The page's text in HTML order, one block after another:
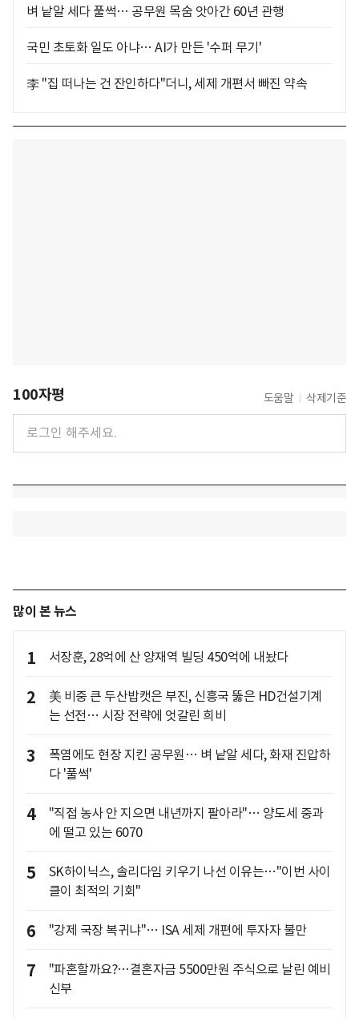
벼 낱알 세다 풀썩… 공무원 목숨 앗아간 60년 관행
국민 초토화 일도 아냐… AI가 만든 '수퍼 무기'
李 "집 떠나는 건 잔인하다"더니, 세제 개편서 빠진 약속
100자평 도움말 삭제기준
많이 본 뉴스
1 서장훈, 28억에 산 양재역 빌딩 450억에 내놨다
2
美 비중 큰 두산밥캣은 부진, 신흥국 뚫은 HD건설기계
는 선전… 시장 전략에 엇갈린 희비
3
폭염에도 현장 지킨 공무원… 벼 낱알 세다, 화재 진압하
다 '풀썩'
4
"직접 농사 안 지으면 내년까지 팔아라"… 양도세 중과
에 떨고 있는 6070
5
SK하이닉스, 솔리다임 키우기 나선 이유는…"이번 사이
클이 최적의 기회"
6 "강제 국장 복귀냐"… ISA 세제 개편에 투자자 불만
7
"파혼할까요?…결혼자금 5500만원 주식으로 날린 예비
신부